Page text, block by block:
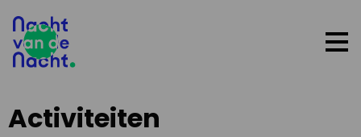
Activiteiten